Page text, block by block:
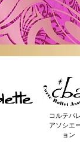
コルテバ
アソシエ
ョン